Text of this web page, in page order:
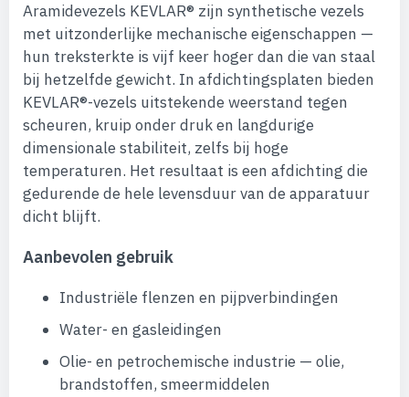
Aramidevezels KEVLAR® zijn synthetische vezels
met uitzonderlijke mechanische eigenschappen —
hun treksterkte is vijf keer hoger dan die van staal
bij hetzelfde gewicht. In afdichtingsplaten bieden
KEVLAR®-vezels uitstekende weerstand tegen
scheuren, kruip onder druk en langdurige
dimensionale stabiliteit, zelfs bij hoge
temperaturen. Het resultaat is een afdichting die
gedurende de hele levensduur van de apparatuur
dicht blijft.
Aanbevolen gebruik
Industriële flenzen en pijpverbindingen
Water- en gasleidingen
Olie- en petrochemische industrie — olie,
brandstoffen, smeermiddelen